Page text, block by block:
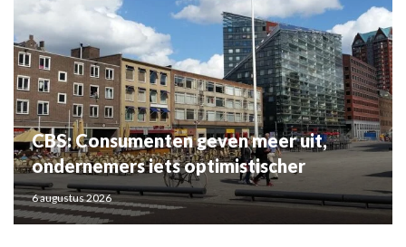
CBS: Consumenten geven meer uit,
ondernemers iets optimistischer
6 augustus 2026